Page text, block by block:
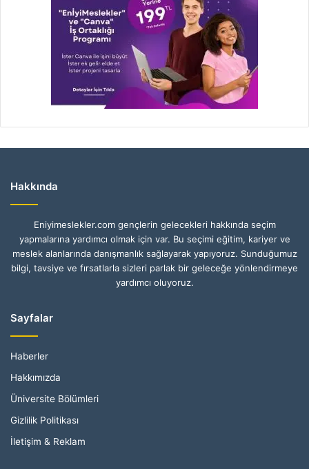
Hakkında
Eniyimeslekler.com gençlerin gelecekleri hakkında seçim
yapmalarına yardımcı olmak için var. Bu seçimi eğitim, kariyer ve
meslek alanlarında danışmanlık sağlayarak yapıyoruz. Sunduğumuz
bilgi, tavsiye ve fırsatlarla sizleri parlak bir geleceğe yönlendirmeye
yardımcı oluyoruz.
Sayfalar
Haberler
Hakkımızda
Üniversite Bölümleri
Gizlilik Politikası
İletişim & Reklam